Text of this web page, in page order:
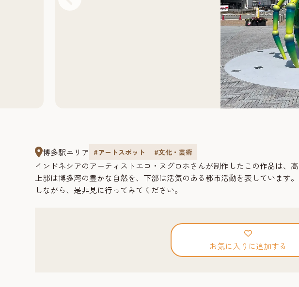
博多駅エリア #アートスポット #文化・芸術
インドネシアのアーティストエコ・ヌグロホさんが制作したこの作品は、
上部は博多湾の豊かな自然を、下部は活気のある都市活動を表しています
しながら、是非見に行ってみてください。
お気に入りに追加する